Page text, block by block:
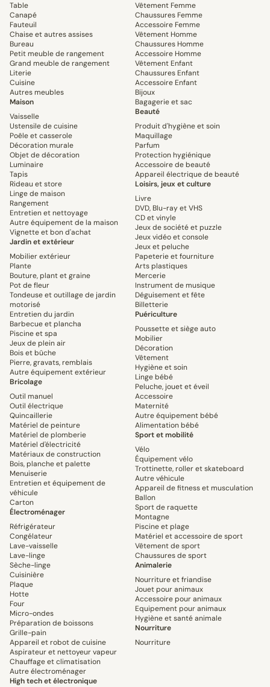
Table
Canapé
Fauteuil
Chaise et autres assises
Bureau
Petit meuble de rangement
Grand meuble de rangement
Literie
Cuisine
Autres meubles
Maison
Vaisselle
Ustensile de cuisine
Poêle et casserole
Décoration murale
Objet de décoration
Luminaire
Tapis
Rideau et store
Linge de maison
Rangement
Entretien et nettoyage
Autre équipement de la maison
Vignette et bon d'achat
Jardin et extérieur
Mobilier extérieur
Plante
Bouture, plant et graine
Pot de fleur
Tondeuse et outillage de jardin
motorisé
Entretien du jardin
Barbecue et plancha
Piscine et spa
Jeux de plein air
Bois et bûche
Pierre, gravats, remblais
Autre équipement extérieur
Bricolage
Outil manuel
Outil électrique
Quincaillerie
Matériel de peinture
Matériel de plomberie
Matériel d'électricité
Matériaux de construction
Bois, planche et palette
Menuiserie
Entretien et équipement de
véhicule
Carton
Électroménager
Réfrigérateur
Congélateur
Lave-vaisselle
Lave-linge
Sèche-linge
Cuisinière
Plaque
Hotte
Four
Micro-ondes
Préparation de boissons
Grille-pain
Appareil et robot de cuisine
Aspirateur et nettoyeur vapeur
Chauffage et climatisation
Autre électroménager
High tech et électronique
Vêtement Femme
Chaussures Femme
Accessoire Femme
Vêtement Homme
Chaussures Homme
Accessoire Homme
Vêtement Enfant
Chaussures Enfant
Accessoire Enfant
Bijoux
Bagagerie et sac
Beauté
Produit d'hygiène et soin
Maquillage
Parfum
Protection hygiénique
Accessoire de beauté
Appareil électrique de beauté
Loisirs, jeux et culture
Livre
DVD, Blu-ray et VHS
CD et vinyle
Jeux de société et puzzle
Jeux vidéo et console
Jeux et peluche
Papeterie et fourniture
Arts plastiques
Mercerie
Instrument de musique
Déguisement et fête
Billetterie
Puériculture
Poussette et siège auto
Mobilier
Décoration
Vêtement
Hygiène et soin
Linge bébé
Peluche, jouet et éveil
Accessoire
Maternité
Autre équipement bébé
Alimentation bébé
Sport et mobilité
Vélo
Équipement vélo
Trottinette, roller et skateboard
Autre véhicule
Appareil de fitness et musculation
Ballon
Sport de raquette
Montagne
Piscine et plage
Matériel et accessoire de sport
Vêtement de sport
Chaussures de sport
Animalerie
Nourriture et friandise
Jouet pour animaux
Accessoire pour animaux
Equipement pour animaux
Hygiène et santé animale
Nourriture
Nourriture